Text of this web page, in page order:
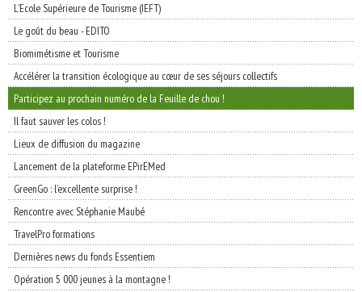
L’Ecole Supérieure de Tourisme (IEFT)
Le goût du beau - EDITO
Biomimétisme et Tourisme
Accélérer la transition écologique au cœur de ses séjours collectifs
Participez au prochain numéro de la Feuille de chou !
Il faut sauver les colos !
Lieux de diffusion du magazine
Lancement de la plateforme EPirEMed
GreenGo : l’excellente surprise !
Rencontre avec Stéphanie Maubé
TravelPro formations
Dernières news du fonds Essentiem
Opération 5 000 jeunes à la montagne !